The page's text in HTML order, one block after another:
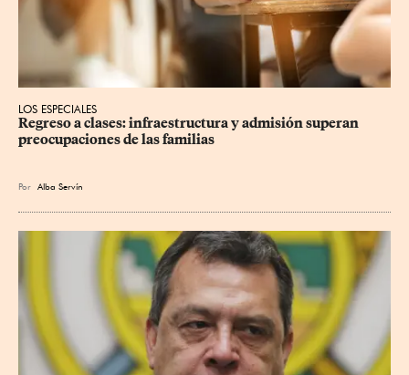
LOS ESPECIALES
Regreso a clases: infraestructura y admisión superan
preocupaciones de las familias
Por Alba Servín